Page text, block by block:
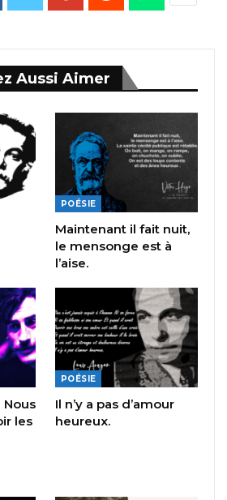
Aussi Aimer
POÉSIE
Maintenant il fait nuit,
le mensonge est à
l’aise.
les
POÉSIE
Il n’y a pas d’amour
heureux.